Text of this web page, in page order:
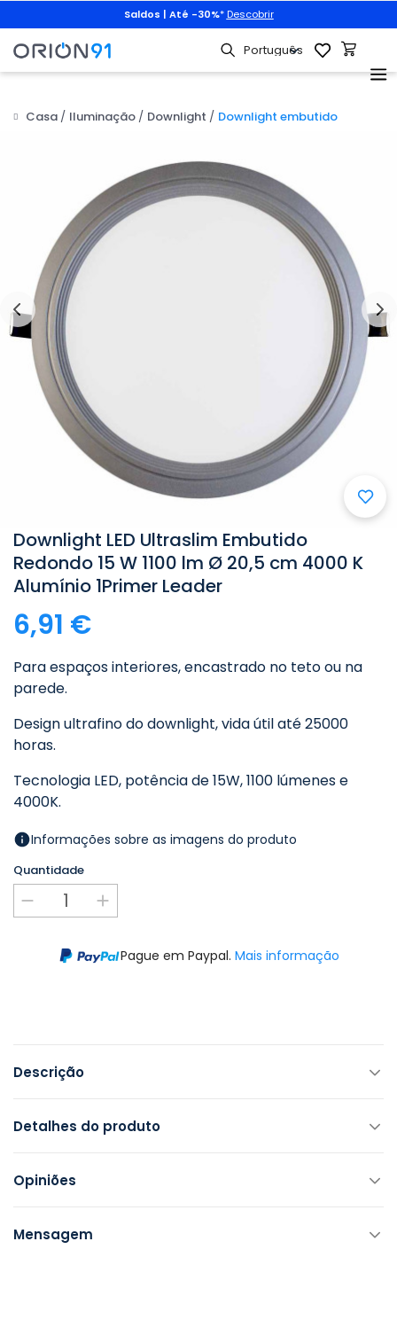
Saldos | Até -30%* Descobrir
Casa Iluminação Downlight Downlight embutido
Downlight LED Ultraslim Embutido
Redondo 15 W 1100 lm Ø 20,5 cm 4000 K
Alumínio 1Primer Leader
6,91 €
Para espaços interiores, encastrado no teto ou na
parede.
Design ultrafino do downlight, vida útil até 25000
horas.
Tecnologia LED, potência de 15W, 1100 lúmenes e
4000K.
Informações sobre as imagens do produto
Quantidade
Pague em Paypal. Mais informação
Descrição
Detalhes do produto
Opiniões
Mensagem